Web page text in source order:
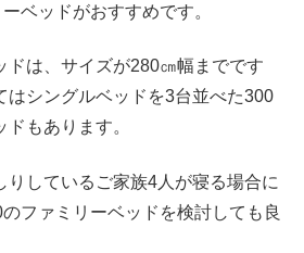
ベッドがおすすめです。
ドは、サイズが280㎝幅までです
はシングルベッドを3台並べた300
もあります。
りしているご家族4人が寝る場合に
ファミリーベッドを検討しても良